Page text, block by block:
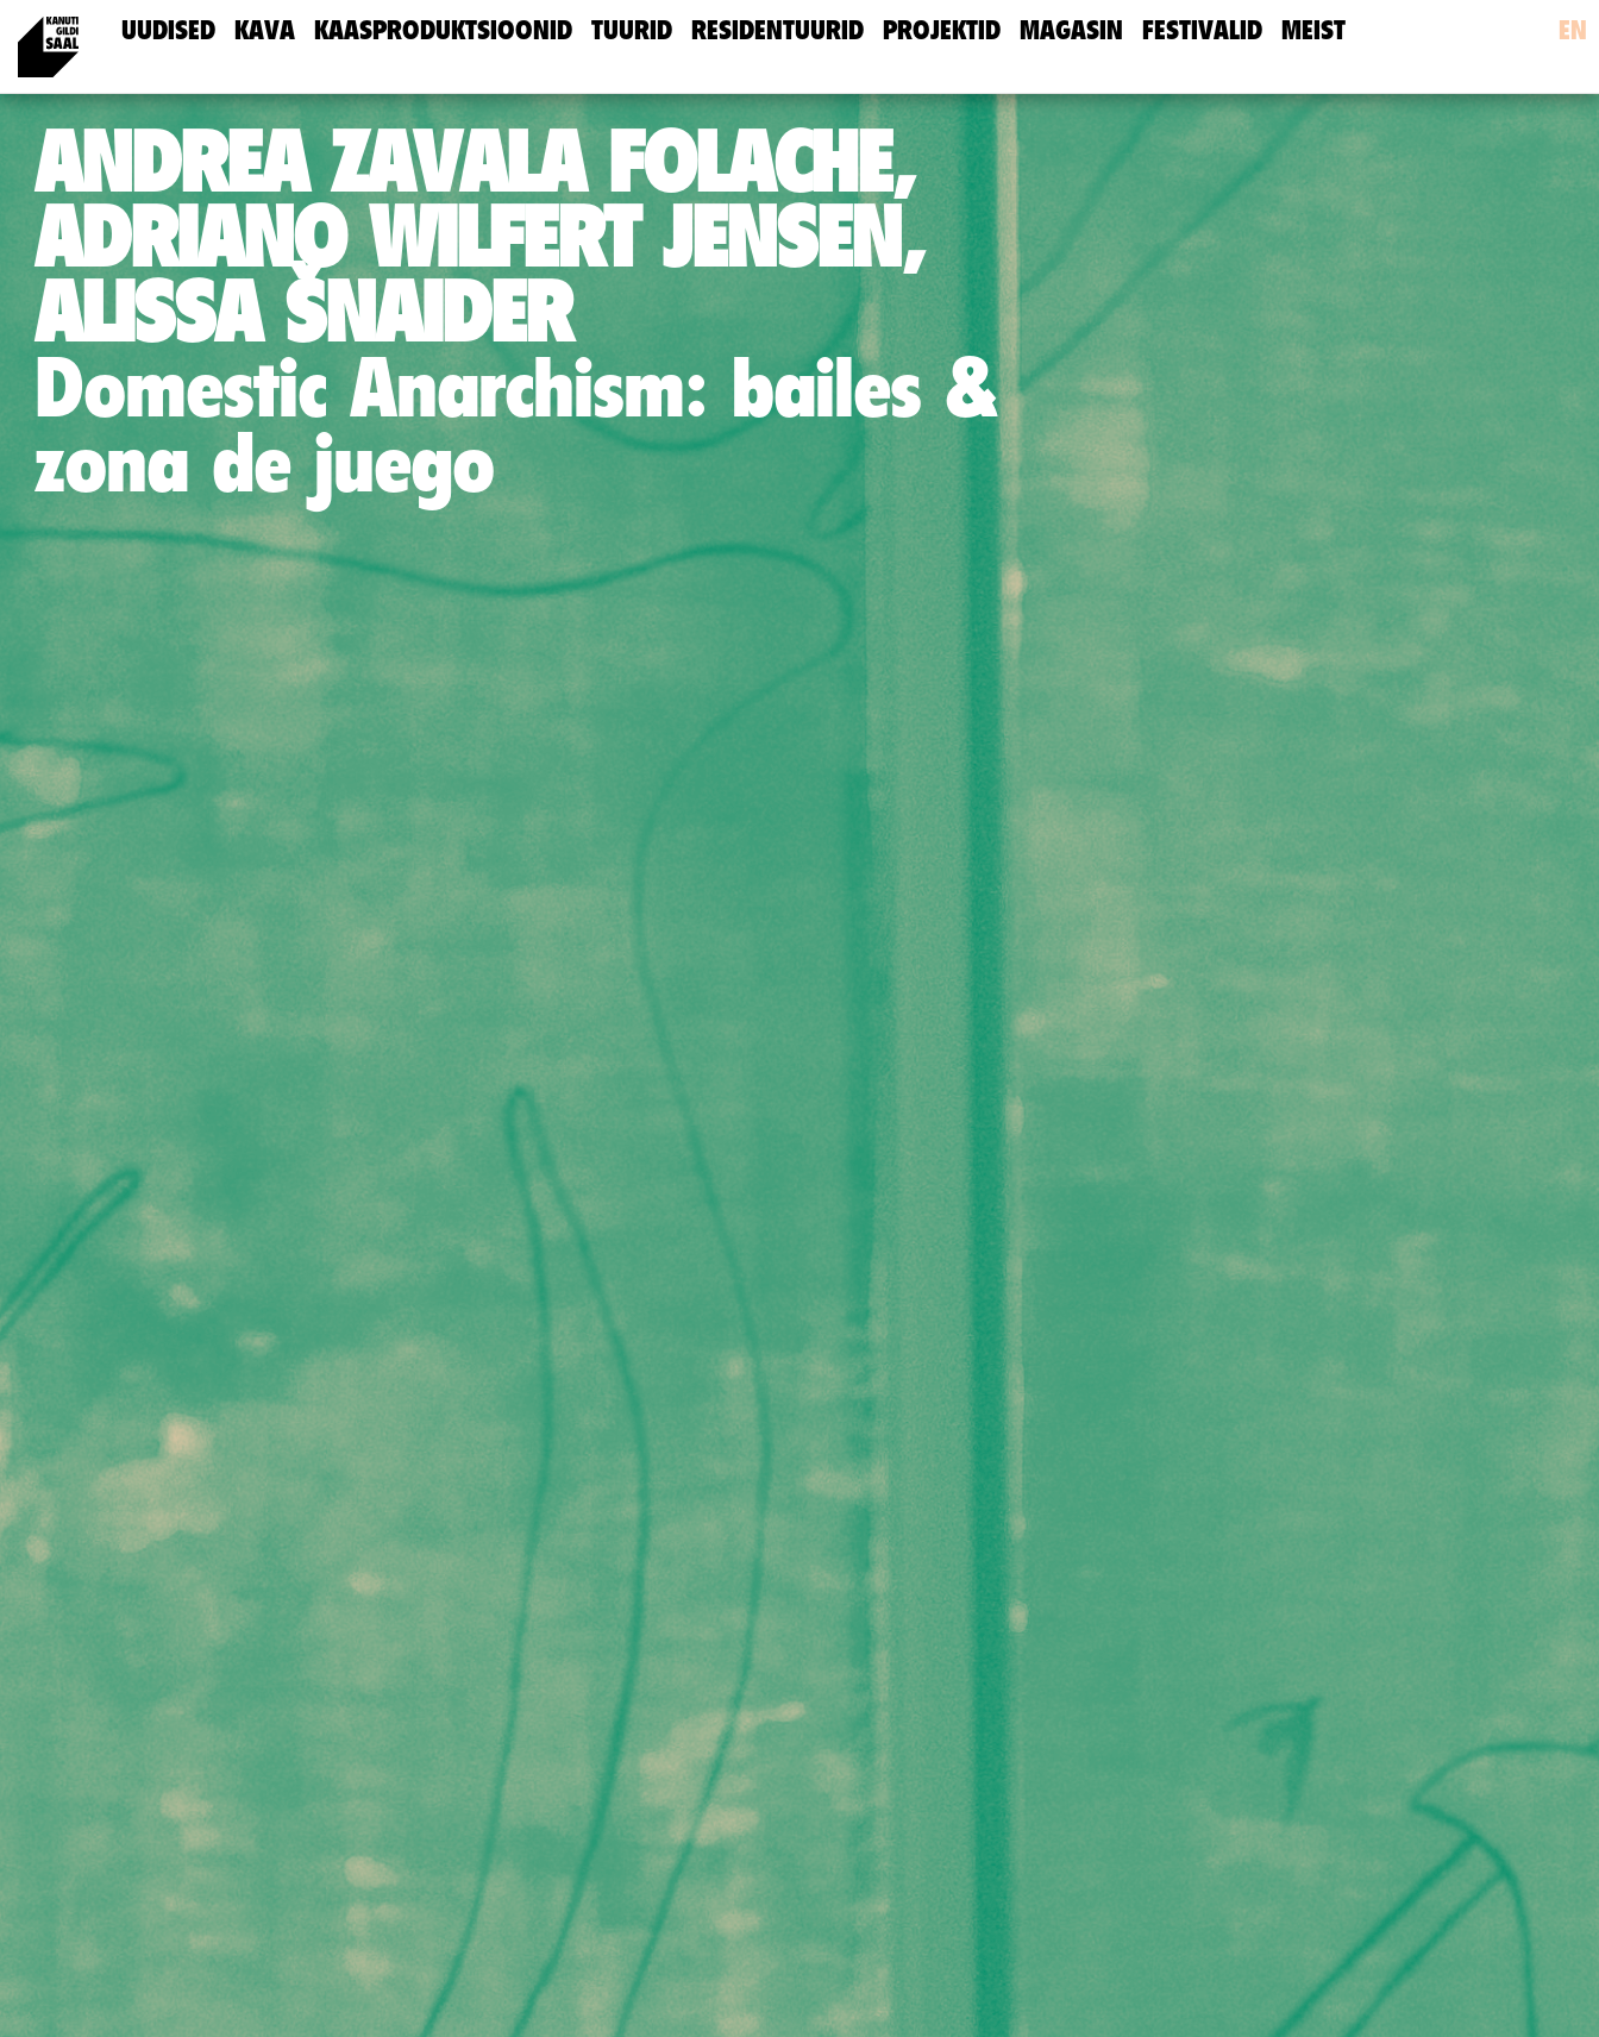
UUDISED KAVA KAASPRODUKTSIOONID TUURID RESIDENTUURID PROJEKTID MAGASIN FESTIVALID MEIST EN
ANDREA ZAVALA FOLACHE,
ADRIANO WILFERT JENSEN,
ALISSA ŠNAIDER
Domestic Anarchism: bailes &
zona de juego